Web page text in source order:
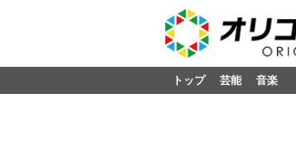
トップ 芸能 音楽